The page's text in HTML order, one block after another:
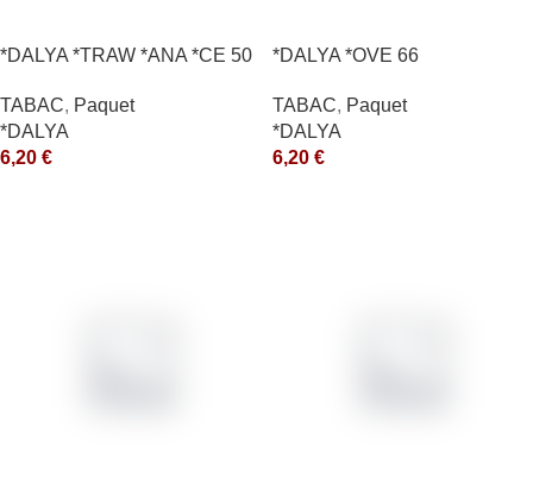
*DALYA *TRAW *ANA *CE 50
TABAC, Paquet
*DALYA
6,20 €
*DALYA *OVE 66
TABAC, Paquet
*DALYA
6,20 €